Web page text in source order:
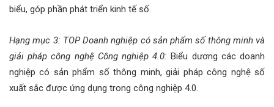
biểu, góp phần phát triển kinh tế số.
Hạng mục 3: TOP Doanh nghiệp có sản phẩm số thông minh và
giải pháp công nghệ Công nghiệp 4.0: Biểu dương các doanh
nghiệp có sản phẩm số thông minh, giải pháp công nghệ số
xuất sắc được ứng dụng trong công nghiệp 4.0.